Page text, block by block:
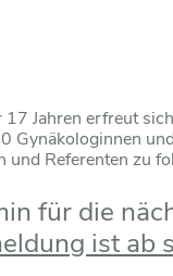
17 Jahren erfreut
Gynäkologinnen
und Referenten zu
für die
ist ab